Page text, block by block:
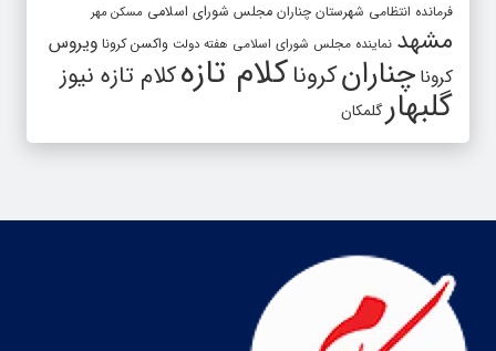
فرمانده انتظامی شهرستان چناران مجلس شورای اسلامی مسکن مهر
مشهد نماینده مجلس شورای اسلامی هفته دولت واکسن کرونا ویروس
کرونا چنارانکروناکلام تازهکلام تازه نیوز
گلبهارگلمکان